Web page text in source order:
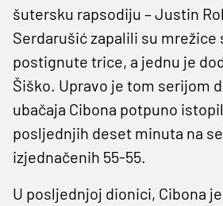
šutersku rapsodiju – Justin
Serdarušić zapalili su mrežice
postignute trice, a jednu je
Šiško. Upravo je tom serijom
ubačaja Cibona potpuno
posljednjih deset minuta na
izjednačenih 55-55.
U posljednjoj dionici, Cibona